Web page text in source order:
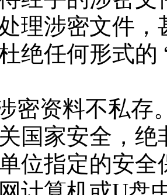
理涉密文件
绝任何形式的
密资料不私存
国家安全，
位指定的安